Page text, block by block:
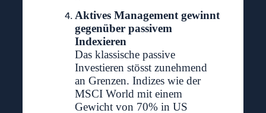
Aktives Management gewinnt
gegenüber passivem
Indexieren
Das klassische passive
Investieren stösst zunehmend
an Grenzen. Indizes wie der
MSCI World mit einem
Gewicht von 70% in US